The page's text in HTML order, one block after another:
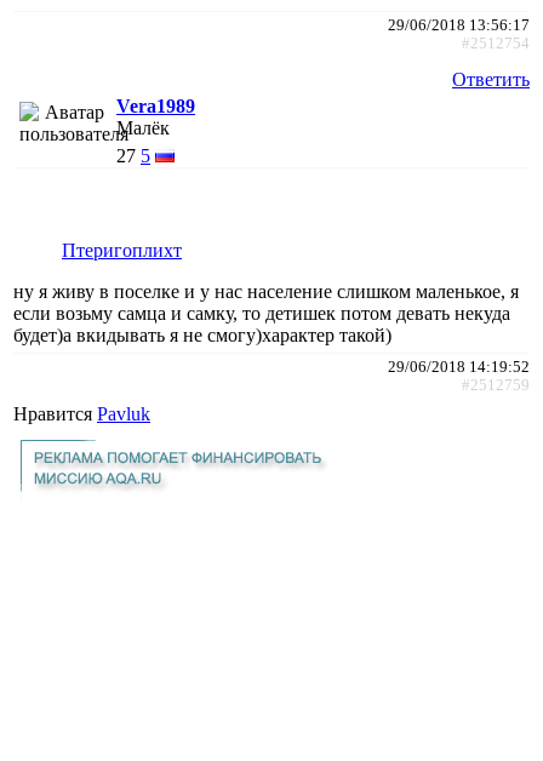
29/06/2018 13:56:17
#2512754
Ответить
Vera1989
Малёк
27 5
Птеригоплихт
ну я живу в поселке и у нас население слишком маленькое, я
если возьму самца и самку, то детишек потом девать некуда
будет)а вкидывать я не смогу)характер такой)
29/06/2018 14:19:52
#2512759
Нравится Pavluk